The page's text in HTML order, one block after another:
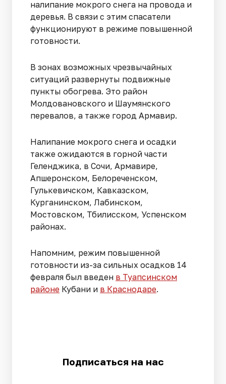
налипание мокрого снега на провода и
деревья. В связи с этим спасатели
функционируют в режиме повышенной
готовности.
В зонах возможных чрезвычайных
ситуаций развернуты подвижные
пункты обогрева. Это район
Молдовановского и Шаумянского
перевалов, а также город Армавир.
Налипание мокрого снега и осадки
также ожидаются в горной части
Геленджика, в Сочи, Армавире,
Апшеронском, Белореченском,
Гулькевичском, Кавказском,
Курганинском, Лабинском,
Мостовском, Тбилисском, Успенском
районах.
Напомним, режим повышенной
готовности из-за сильных осадков 14
февраля был введен в Туапсинском
районе Кубани и в Краснодаре.
Подписаться на нас